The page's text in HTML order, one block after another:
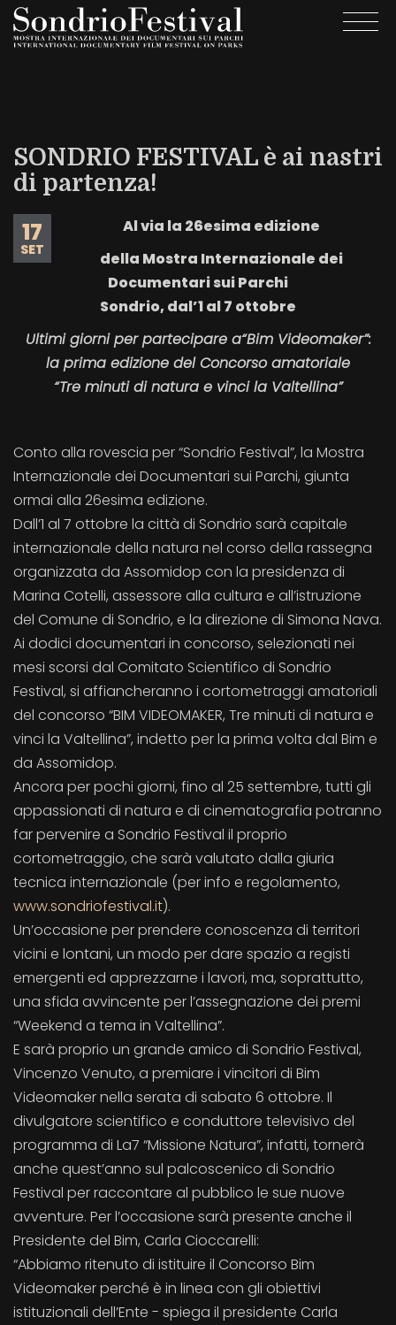
Salta
SONDRIO FESTIVAL è ai nastri
di partenza!
17
SET
Al via la 26esima edizione
della Mostra Internazionale dei
Documentari sui Parchi
Sondrio, dal’1 al 7 ottobre
Ultimi giorni per partecipare a“Bim Videomaker”:
la prima edizione del Concorso amatoriale
“Tre minuti di natura e vinci la Valtellina”
Conto alla rovescia per “Sondrio Festival”, la Mostra
Internazionale dei Documentari sui Parchi, giunta
ormai alla 26esima edizione.
Dall’1 al 7 ottobre la città di Sondrio sarà capitale
internazionale della natura nel corso della rassegna
organizzata da Assomidop con la presidenza di
Marina Cotelli, assessore alla cultura e all’istruzione
del Comune di Sondrio, e la direzione di Simona Nava.
Ai dodici documentari in concorso, selezionati nei
mesi scorsi dal Comitato Scientifico di Sondrio
Festival, si affiancheranno i cortometraggi amatoriali
del concorso “BIM VIDEOMAKER, Tre minuti di natura e
vinci la Valtellina”, indetto per la prima volta dal Bim e
da Assomidop.
Ancora per pochi giorni, fino al 25 settembre, tutti gli
appassionati di natura e di cinematografia potranno
far pervenire a Sondrio Festival il proprio
cortometraggio, che sarà valutato dalla giuria
tecnica internazionale (per info e regolamento,
www.sondriofestival.it).
Un’occasione per prendere conoscenza di territori
vicini e lontani, un modo per dare spazio a registi
emergenti ed apprezzarne i lavori, ma, soprattutto,
una sfida avvincente per l’assegnazione dei premi
“Weekend a tema in Valtellina”.
E sarà proprio un grande amico di Sondrio Festival,
Vincenzo Venuto, a premiare i vincitori di Bim
Videomaker nella serata di sabato 6 ottobre. Il
divulgatore scientifico e conduttore televisivo del
programma di La7 “Missione Natura”, infatti, tornerà
anche quest’anno sul palcoscenico di Sondrio
Festival per raccontare al pubblico le sue nuove
avventure. Per l’occasione sarà presente anche il
Presidente del Bim, Carla Cioccarelli:
“Abbiamo ritenuto di istituire il Concorso Bim
Videomaker perché è in linea con gli obiettivi
istituzionali dell’Ente - spiega il presidente Carla